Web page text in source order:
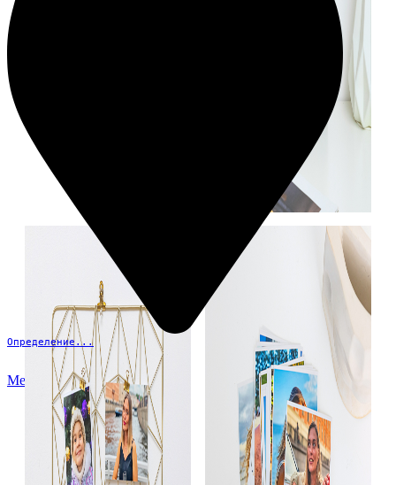
Определение...
Меню